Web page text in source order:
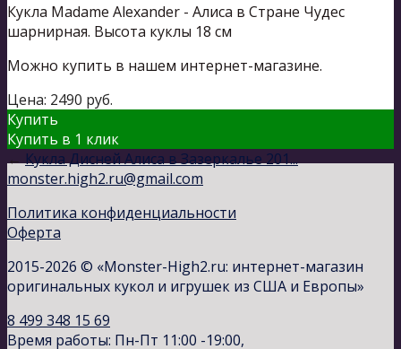
Кукла Madame Alexander - Алиса в Стране Чудес
шарнирная. Высота куклы 18 см
Можно купить в нашем интернет-магазине.
Цена: 2490 руб.
Купить
Купить в 1 клик
←Кукла Дисней Алиса в Зазеркалье 201...
monster.high2.ru@gmail.com
Политика конфиденциальности
Оферта
2015-2026 © «Monster-High2.ru: интернет-магазин
оригинальных кукол и игрушек из США и Европы»
8 499 348 15 69
Время работы: Пн-Пт 11:00 -19:00,